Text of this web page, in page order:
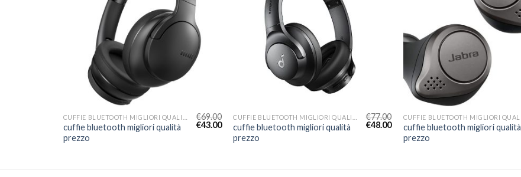
cuffie bluetooth migliori qualità
prezzo
€69.00
€43.00
cuffie bluetooth migliori qualità
prezzo
€77.00
€48.00
cuffie bluetooth migliori qualità
prezzo